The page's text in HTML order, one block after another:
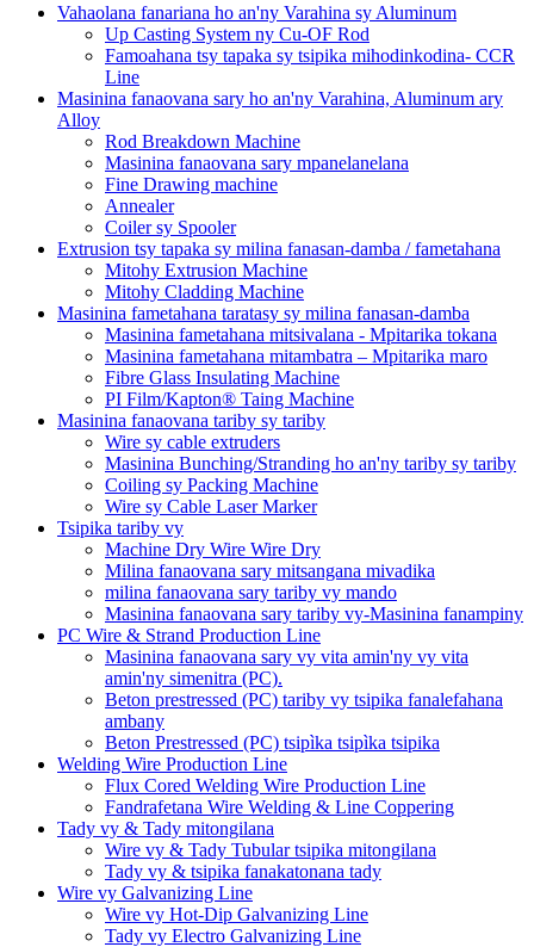
Vahaolana fanariana ho an'ny Varahina sy Aluminum
Up Casting System ny Cu-OF Rod
Famoahana tsy tapaka sy tsipika mihodinkodina- CCR
Line
Masinina fanaovana sary ho an'ny Varahina, Aluminum ary
Alloy
Rod Breakdown Machine
Masinina fanaovana sary mpanelanelana
Fine Drawing machine
Annealer
Coiler sy Spooler
Extrusion tsy tapaka sy milina fanasan-damba / fametahana
Mitohy Extrusion Machine
Mitohy Cladding Machine
Masinina fametahana taratasy sy milina fanasan-damba
Masinina fametahana mitsivalana - Mpitarika tokana
Masinina fametahana mitambatra – Mpitarika maro
Fibre Glass Insulating Machine
PI Film/Kapton® Taing Machine
Masinina fanaovana tariby sy tariby
Wire sy cable extruders
Masinina Bunching/Stranding ho an'ny tariby sy tariby
Coiling sy Packing Machine
Wire sy Cable Laser Marker
Tsipika tariby vy
Machine Dry Wire Wire Dry
Milina fanaovana sary mitsangana mivadika
milina fanaovana sary tariby vy mando
Masinina fanaovana sary tariby vy-Masinina fanampiny
PC Wire & Strand Production Line
Masinina fanaovana sary vy vita amin'ny vy vita
amin'ny simenitra (PC).
Beton prestressed (PC) tariby vy tsipika fanalefahana
ambany
Beton Prestressed (PC) tsipìka tsipìka tsipika
Welding Wire Production Line
Flux Cored Welding Wire Production Line
Fandrafetana Wire Welding & Line Coppering
Tady vy & Tady mitongilana
Wire vy & Tady Tubular tsipika mitongilana
Tady vy & tsipika fanakatonana tady
Wire vy Galvanizing Line
Wire vy Hot-Dip Galvanizing Line
Tady vy Electro Galvanizing Line